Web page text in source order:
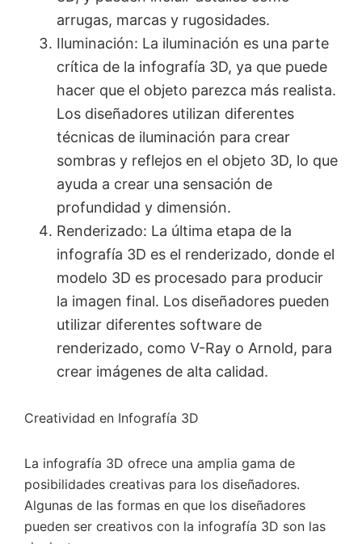
arrugas, marcas y rugosidades.
Iluminación: La iluminación es una parte
crítica de la infografía 3D, ya que puede
hacer que el objeto parezca más realista.
Los diseñadores utilizan diferentes
técnicas de iluminación para crear
sombras y reflejos en el objeto 3D, lo que
ayuda a crear una sensación de
profundidad y dimensión.
Renderizado: La última etapa de la
infografía 3D es el renderizado, donde el
modelo 3D es procesado para producir
la imagen final. Los diseñadores pueden
utilizar diferentes software de
renderizado, como V-Ray o Arnold, para
crear imágenes de alta calidad.
Creatividad en Infografía 3D
La infografía 3D ofrece una amplia gama de
posibilidades creativas para los diseñadores.
Algunas de las formas en que los diseñadores
pueden ser creativos con la infografía 3D son las